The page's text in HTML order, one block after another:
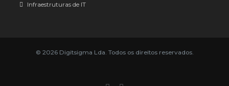
Infraestruturas de IT
© 2026 Digitsigma Lda. Todos os direitos reservados.